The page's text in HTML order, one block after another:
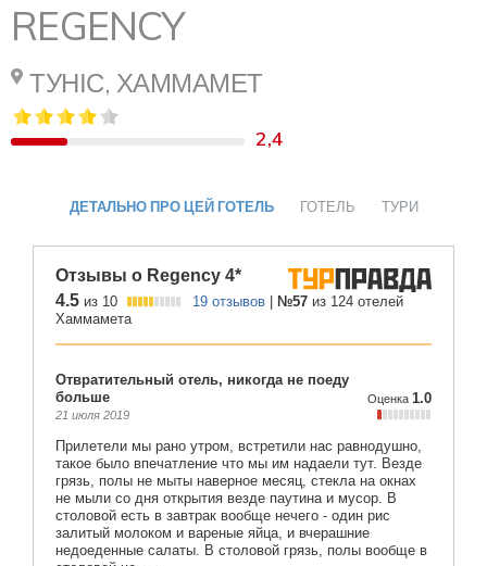
REGENCY
ТУНІС, ХАММАМЕТ
2,4
ДЕТАЛЬНО ПРО ЦЕЙ ГОТЕЛЬ ГОТЕЛЬ ТУРИ